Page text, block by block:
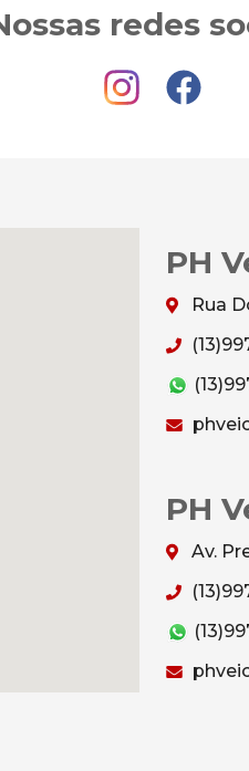
redes
PH
Rua
PH
Av.